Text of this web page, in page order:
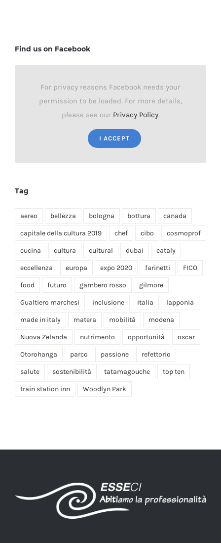
Find us on Facebook
For privacy reasons Facebook needs your
permission to be loaded. For more details,
please see our Privacy Policy.
I ACCEPT
Tag
aereo bellezza bologna bottura canada
capitale della cultura 2019 chef cibo cosmoprof
cucina cultura cultural dubai eataly
eccellenza europa expo 2020 farinetti FICO
food futuro gambero rosso gilmore
Gualtiero marchesi inclusione italia lapponia
made in italy matera mobilità modena
Nuova Zelanda nutrimento opportunità oscar
Otorohanga parco passione refettorio
salute sostenibilità tatamagouche top ten
train station inn Woodlyn Park